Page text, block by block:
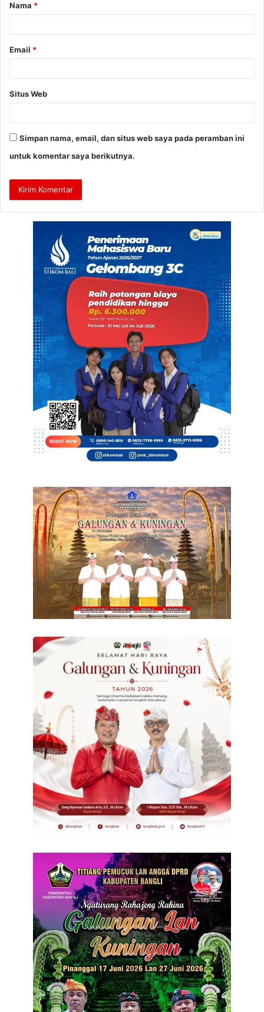
r
Nama *
Email *
Situs Web
Simpan nama, email, dan situs web saya pada peramban ini
untuk komentar saya berikutnya.